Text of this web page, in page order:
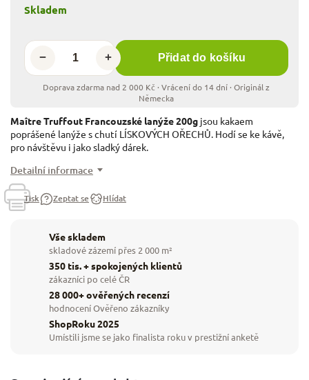
+
− Přidat do košíku
Skladem
Maître Truffout Francouzské lanýže 200g jsou kakaem
poprášené lanýže s chutí LÍSKOVÝCH OŘECHŮ. Hodí se ke kávě,
pro návštěvu i jako sladký dárek.
Detailní informace
Tisk Zeptat se Hlídat
Vše skladem
skladové zázemí přes 2 000 m²
350 tis. + spokojených klientů
zákazníci po celé ČR
28 000+ ověřených recenzí
hodnocení Ověřeno zákazníky
ShopRoku 2025
Umístili jsme se jako finalista roku v prestižní anketě